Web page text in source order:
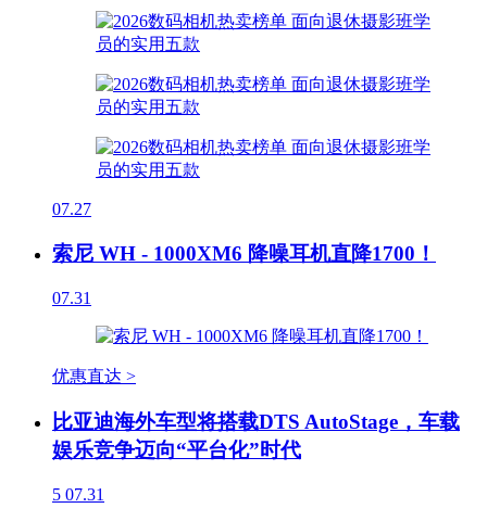
07.27
索尼 WH - 1000XM6 降噪耳机直降1700！
07.31
优惠直达 >
比亚迪海外车型将搭载DTS AutoStage，车载
娱乐竞争迈向“平台化”时代
5 07.31